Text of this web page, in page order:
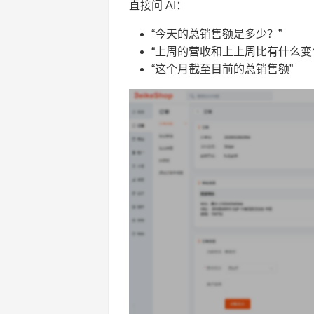
直接问 AI：
“今天的总销售额是多少？”
“上周的营收和上上周比有什么变
“这个月截至目前的总销售额”